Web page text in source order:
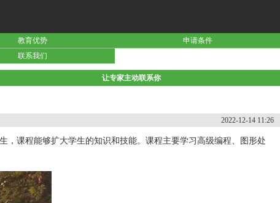
教育优势
申请条件
联系我们
让专家主动联系你
2022-12-14 11:26
课程能够扩大学生的知识和技能。课程主要学习高级编程、图形处